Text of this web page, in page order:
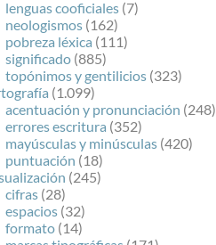
lenguas cooficiales (7)
neologismos (162)
pobreza léxica (111)
significado (885)
topónimos y gentilicios (323)
(1.099)
acentuación y pronunciación (248)
errores escritura (352)
mayúsculas y minúsculas (420)
puntuación (18)
(245)
cifras (28)
espacios (32)
formato (14)